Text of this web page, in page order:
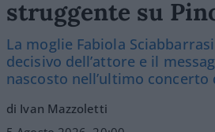
struggente su
La moglie Fabiola
decisivo dell’attore e il
nascosto nell’ultimo
di Ivan Mazzoletti